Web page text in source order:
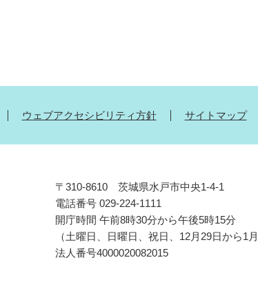
ウェブアクセシビリティ方針 サイトマップ
〒310-8610 茨城県水戸市中央1-4-1
電話番号 029-224-1111
開庁時間 午前8時30分から午後5時15分
（土曜日、日曜日、祝日、12月29日から1
法人番号4000020082015